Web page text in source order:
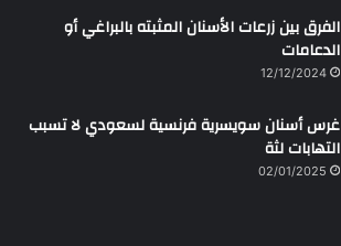
الفرق بين زرعات الأسنان المثبته بالبراغي أو
الدعامات
12/12/2024
غرس أسنان سويسرية فرنسية لسعودي لا تسبب
التهابات لثة
02/01/2025